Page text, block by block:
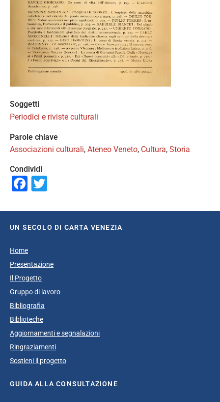
Soggetti
Periodici e riviste culturali
Parole chiave
Associazioni culturali, Ateneo Veneto, Cultura, Storia
Condividi
Facebook
UN SECOLO DI CARTA VENEZIA
Home
Presentazione
Il Progetto
Gruppo di lavoro
Bibliografia
Biblioteche
Aggiornamenti e segnalazioni
Ringraziamenti
Sostieni il progetto
GUIDA ALLA CONSULTAZIONE